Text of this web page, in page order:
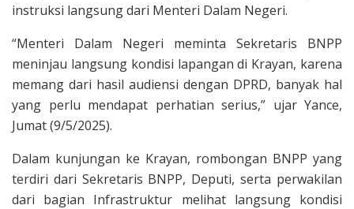
instruksi langsung dari Menteri Dalam Negeri.
“Menteri Dalam Negeri meminta Sekretaris BNPP
meninjau langsung kondisi lapangan di Krayan, karena
memang dari hasil audiensi dengan DPRD, banyak hal
yang perlu mendapat perhatian serius,” ujar Yance,
Jumat (9/5/2025).
Dalam kunjungan ke Krayan, rombongan BNPP yang
terdiri dari Sekretaris BNPP, Deputi, serta perwakilan
dari bagian Infrastruktur melihat langsung kondisi